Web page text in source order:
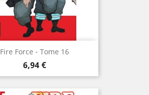
Fire Force - Tome 16
Prix
6,94 €